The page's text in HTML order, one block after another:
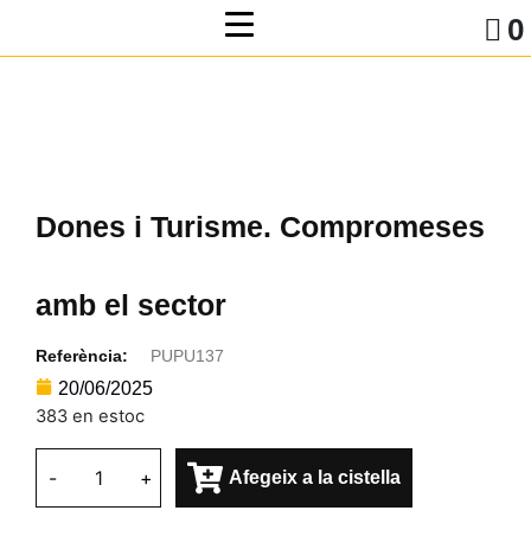
0
Dones i Turisme. Compromeses
amb el sector
Referència: PUPU137
20/06/2025
383 en estoc
- + Afegeix a la cistella